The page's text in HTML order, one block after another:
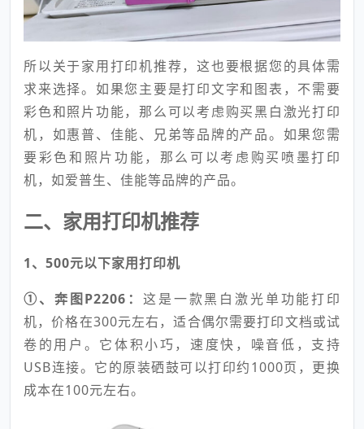
所以关于家用打印机推荐，这也要根据您的具体需
求来选择。如果您主要是打印文字和图表，不需要
彩色和照片功能，那么可以考虑购买黑白激光打印
机，如惠普、佳能、兄弟等品牌的产品。如果您需
要彩色和照片功能，那么可以考虑购买喷墨打印
机，如爱普生、佳能等品牌的产品。
二、家用打印机推荐
1、500元以下家用打印机
①、奔图P2206： 这是一款黑白激光单功能打印
机，价格在300元左右，适合偶尔需要打印文档或试
卷的用户。它体积小巧，速度快，噪音低，支持
USB连接。它的原装硒鼓可以打印约1000页，更换
成本在100元左右。